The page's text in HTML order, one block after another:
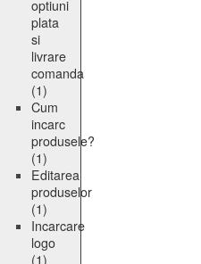
optiuni
plata
si
livrare
comanda
(1)
Cum
incarc
produsele?
(1)
Editarea
produselor
(1)
Incarcare
logo
(1)